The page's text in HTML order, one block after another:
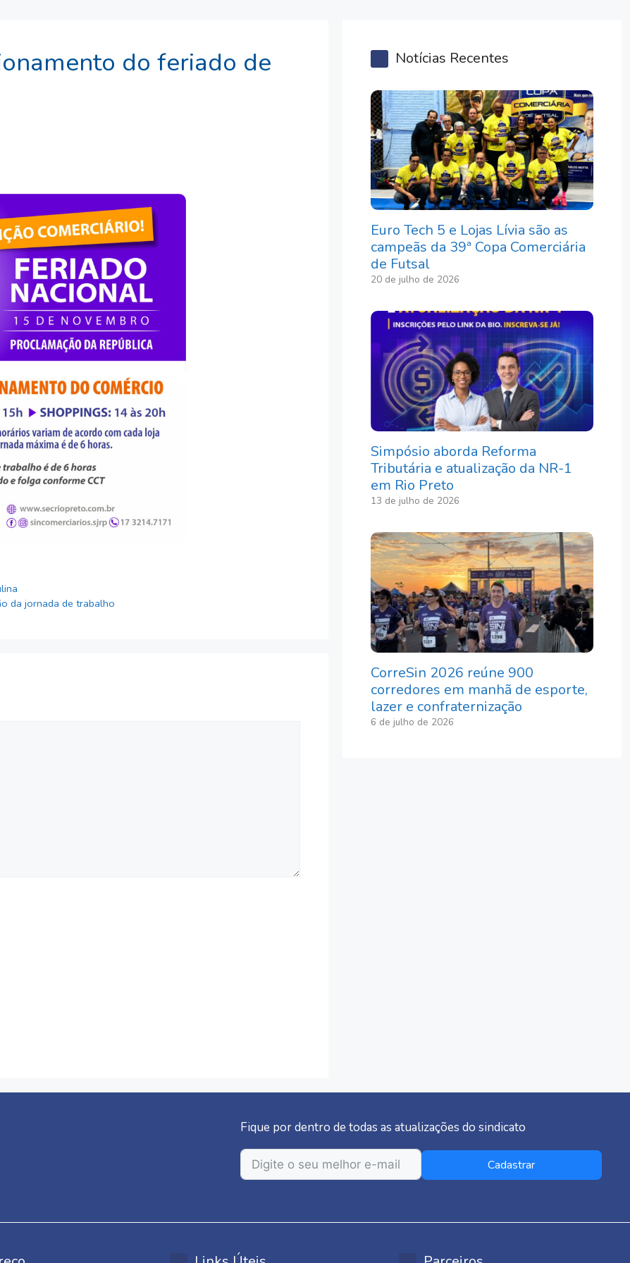
do feriado de
da jornada de trabalho
Notícias Recentes
Euro Tech 5 e Lojas Lívia são as
campeãs da 39ª Copa Comerciária
de Futsal
20 de julho de 2026
Simpósio aborda Reforma
Tributária e atualização da NR-1
em Rio Preto
13 de julho de 2026
CorreSin 2026 reúne 900
corredores em manhã de esporte,
lazer e confraternização
6 de julho de 2026
Fique por dentro de todas as atualizações do sindicato
Cadastrar